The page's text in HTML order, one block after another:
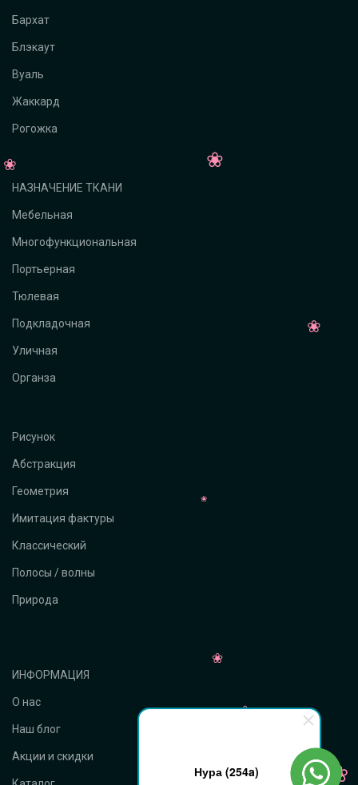
Нура (254a)
Бархат
Блэкаут
Вуаль
Жаккард
Рогожка
НАЗНАЧЕНИЕ ТКАНИ
Мебельная
Многофункциональная
Портьерная
Тюлевая
Подкладочная
Уличная
Органза
Рисунок
Абстракция
Геометрия
Имитация фактуры
Классический
Полосы / волны
Природа
ИНФОРМАЦИЯ
О нас
Наш блог
Акции и скидки